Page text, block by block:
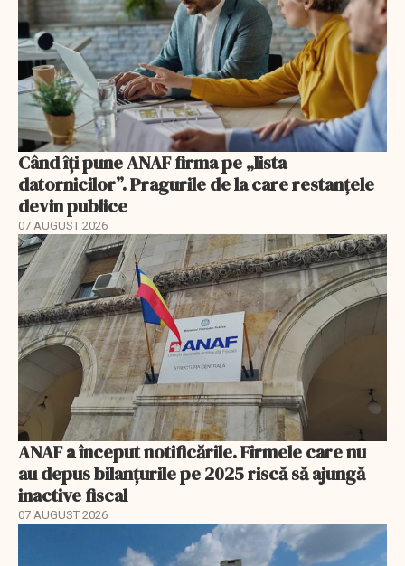
Când îți pune ANAF firma pe „lista
datornicilor”. Pragurile de la care restanțele
devin publice
07 AUGUST 2026
ANAF a început notificările. Firmele care nu
au depus bilanțurile pe 2025 riscă să ajungă
inactive fiscal
07 AUGUST 2026